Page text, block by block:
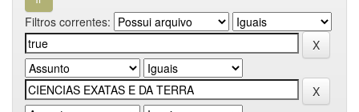
Filtros correntes: